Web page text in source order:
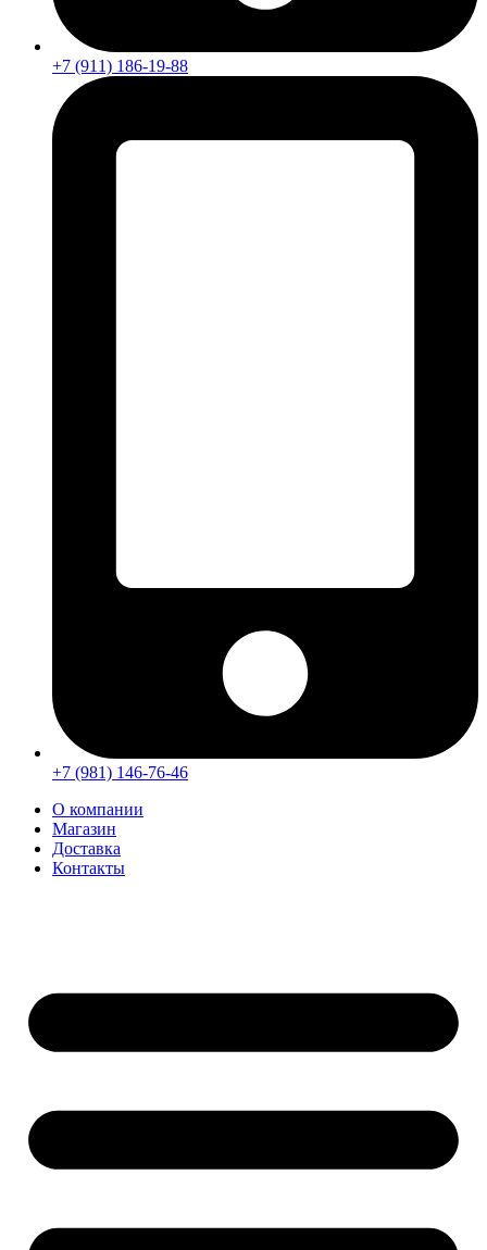
+7 (911) 186-19-88
+7 (981) 146-76-46
О компании
Магазин
Доставка
Контакты